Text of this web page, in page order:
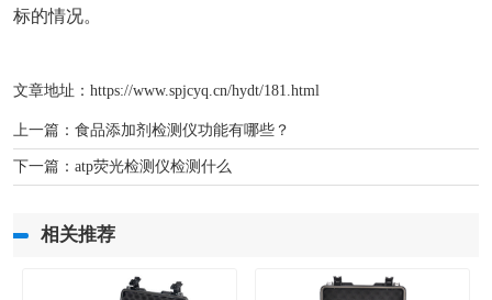
标的情况。
文章地址： https://www.spjcyq.cn/hydt/181.html
上一篇： 食品添加剂检测仪功能有哪些？
下一篇： atp荧光检测仪检测什么
相关推荐